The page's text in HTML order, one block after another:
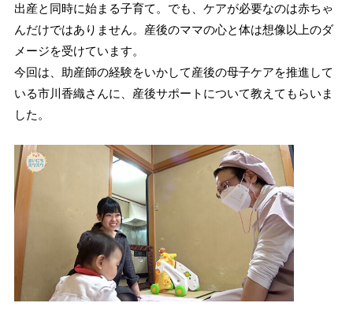
出産と同時に始まる子育て。でも、ケアが必要なのは赤ちゃ
んだけではありません。産後のママの心と体は想像以上のダ
メージを受けています。
今回は、助産師の経験をいかして産後の母子ケアを推進して
いる市川香織さんに、産後サポートについて教えてもらいま
した。